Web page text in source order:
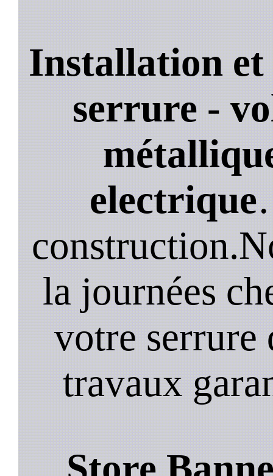
Installation
serrure -
electrique
la journées
votre serrure
travaux